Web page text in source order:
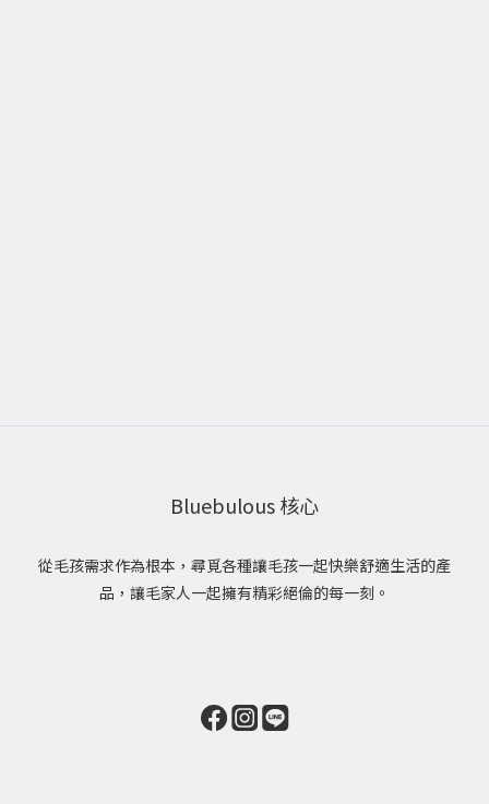
Bluebulous 核心
從毛孩需求作為根本，尋覓各種讓毛孩一起快樂舒適生活的產
品，讓毛家人一起擁有精彩絕倫的每一刻。